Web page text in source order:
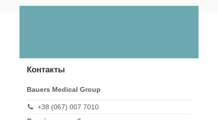
Контакты
Bauers Medical Group
+38 (067) 007 7010